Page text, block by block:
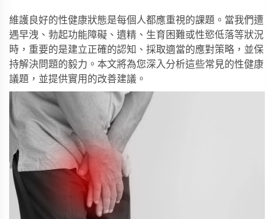
維護良好的性健康狀態是每個人都應重視的課題。當我們遭
遇早洩、勃起功能障礙、遺精、生育困難或性慾低落等狀況
時，重要的是建立正確的認知、採取適當的應對策略，並保
持解決問題的毅力。本文將為您深入分析這些常見的性健康
議題，並提供實用的改善建議。